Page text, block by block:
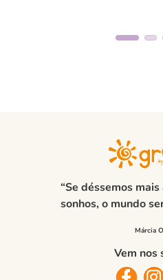
“Se déssemos
sonhos, o mundo
Vem nos